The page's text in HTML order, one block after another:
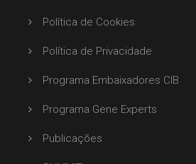
Política de Cookies
Política de Privacidade
Programa Embaixadores CIB
Programa Gene Experts
Publicações